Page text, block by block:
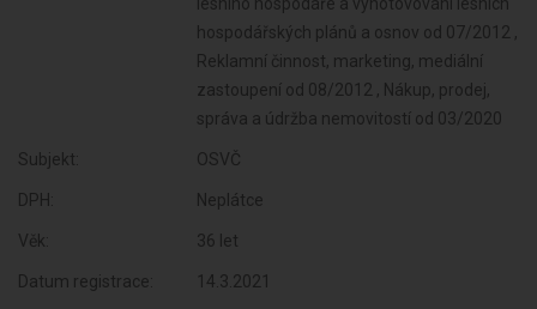
hospodářských plánů a osnov od 07/2012 ,
Reklamní činnost, marketing, mediální
zastoupení od 08/2012 , Nákup, prodej,
správa a údržba nemovitostí od 03/2020
Subjekt: OSVČ
DPH: Neplátce
Věk: 36 let
Datum registrace: 14.3.2021